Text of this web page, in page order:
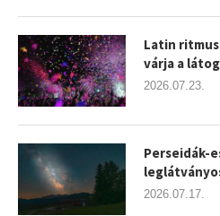
Latin
várja a
2026.07.23.
Perseidák-
2026.07.17.